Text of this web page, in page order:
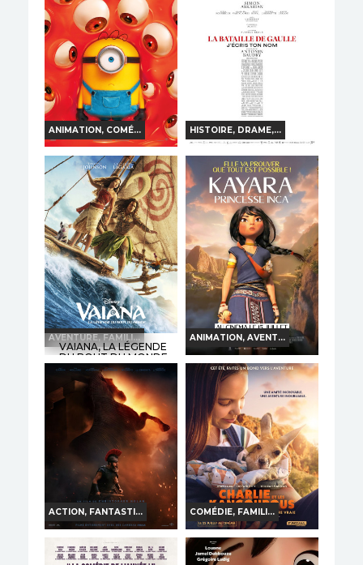
Horaires et Infos
Bande-annonce
TOUT PUBLIC
Bande-annonce
TOUT PUBLIC
ANIMATION, COMÉ...
DES MINIONS ET DES
MONSTRES
Horaires et Infos
Bande-annonce
TOUT PUBLIC VF
HISTOIRE, DRAME,...
LA BATAILLE DE
GAULLE - PARTIE 2 :
J'ÉCRIS TON NOM
Horaires et Infos
Bande-annonce
TOUT PUBLIC VF
AVENTURE, FAMILI...
VAIANA, LA LÉGENDE
DU BOUT DU MONDE
Horaires et Infos
Bande-annonce
TOUT PUBLIC VF
ANIMATION, AVENT...
KAYARA, PRINCESSE
INCA
Horaires et Infos
Bande-annonce
TOUT PUBLIC VF
ACTION, FANTASTI...
L'ODYSSÉE
COMÉDIE, FAMILI...
CHARLIE ET LES
KANGOUROUS